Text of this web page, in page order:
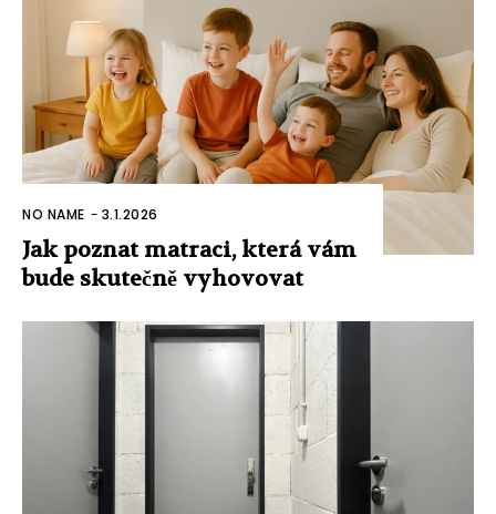
NO NAME - 3.1.2026
Jak poznat matraci, která vám
bude skutečně vyhovovat